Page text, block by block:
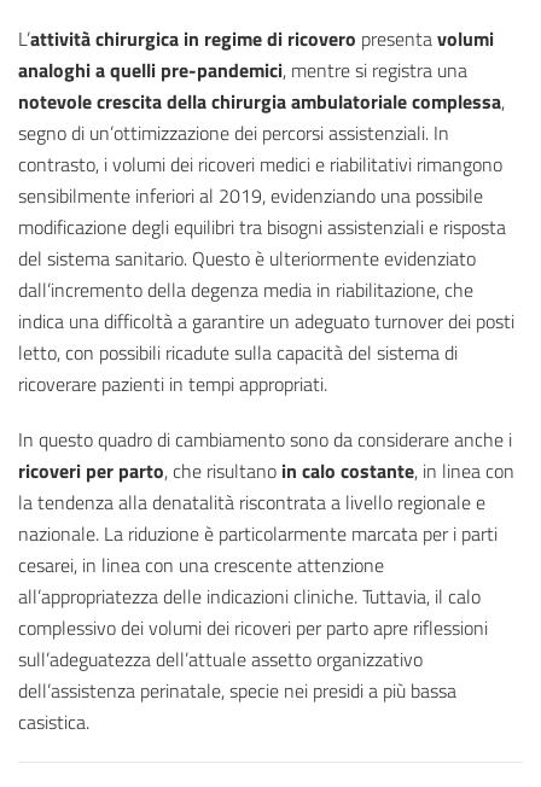
L’attività chirurgica in regime di ricovero presentavolumi
analoghi a quelli pre-pandemici, mentre si registra una
notevole crescita della chirurgia ambulatoriale complessa,
segno di un’ottimizzazione dei percorsi assistenziali. In
contrasto, i volumi dei ricoveri medici e riabilitativi rimangono
sensibilmente inferiori al 2019, evidenziando una possibile
modificazione degli equilibri tra bisogni assistenziali e risposta
del sistema sanitario. Questo è ulteriormente evidenziato
dall’incremento della degenza media in riabilitazione, che
indica una difficoltà a garantire un adeguato turnover dei posti
letto, con possibili ricadute sulla capacità del sistema di
ricoverare pazienti in tempi appropriati.
In questo quadro di cambiamento sono da considerare anche i
ricoveri per parto, che risultano in calo costante, in linea con
la tendenza alla denatalità riscontrata a livello regionale e
nazionale. La riduzione è particolarmente marcata per i parti
cesarei, in linea con una crescente attenzione
all’appropriatezza delle indicazioni cliniche. Tuttavia, il calo
complessivo dei volumi dei ricoveri per parto apre riflessioni
sull’adeguatezza dell’attuale assetto organizzativo
dell’assistenza perinatale, specie nei presidi a più bassa
casistica.